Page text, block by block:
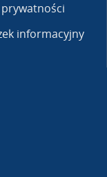
informacyjny